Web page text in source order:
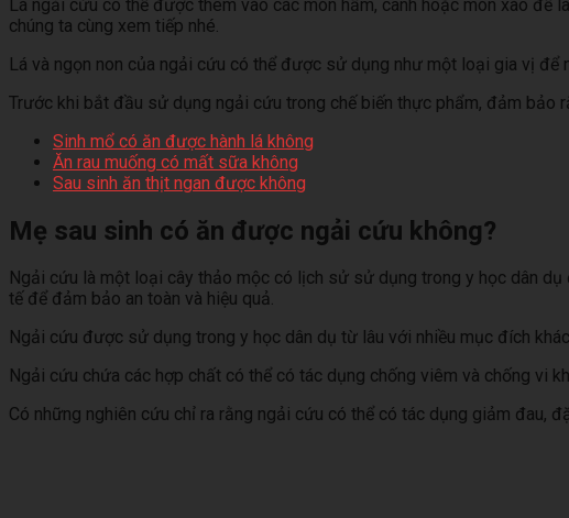
Lá ngải cứu có thể được thêm vào các món hầm, canh hoặc món xào
chúng ta cùng xem tiếp nhé.
Lá và ngọn non của ngải cứu có thể được sử dụng như một loại gia vị để
Trước khi bắt đầu sử dụng ngải cứu trong chế biến thực phẩm, đảm
Sinh mổ có ăn được hành lá không
Ăn rau muống có mất sữa không
Sau sinh ăn thịt ngan được không
Mẹ sau sinh có ăn được ngải cứu không?
Ngải cứu là một loại cây thảo mộc có lịch sử sử dụng trong y học dân
tế để đảm bảo an toàn và hiệu quả.
Ngải cứu được sử dụng trong y học dân dụ từ lâu với nhiều mục đích
Ngải cứu chứa các hợp chất có thể có tác dụng chống viêm và chống vi
Có những nghiên cứu chỉ ra rằng ngải cứu có thể có tác dụng giảm đau,